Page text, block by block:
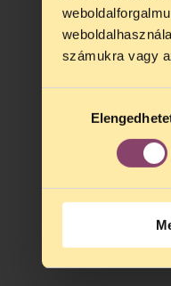
számukra vagy
kiválasztása